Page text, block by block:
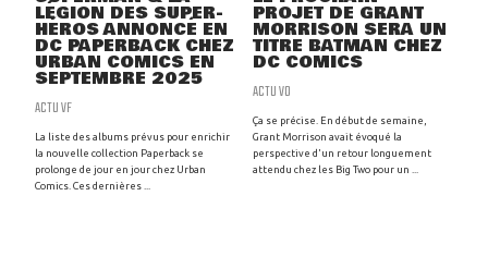
LÉGION DES SUPER-
HÉROS ANNONCÉ EN
DC PAPERBACK CHEZ
URBAN COMICS EN
SEPTEMBRE 2025
ACTU VF
La liste des albums prévus pour enrichir
la nouvelle collection Paperback se
prolonge de jour en jour chez Urban
Comics. Ces dernières ...
PROJET DE GRANT
MORRISON SERA UN
TITRE BATMAN CHEZ
DC COMICS
ACTU VO
Ça se précise. En début de semaine,
Grant Morrison avait évoqué la
perspective d'un retour longuement
attendu chez les Big Two pour un ...